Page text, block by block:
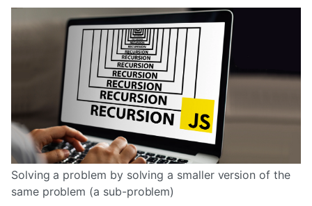
Solving a problem by solving a smaller version of the
same problem (a sub-problem)